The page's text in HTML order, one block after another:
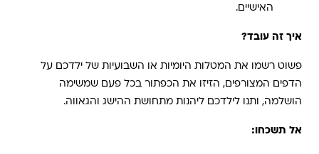
האישיים.
איך זה עובד?
פשוט רשמו את המטלות היומיות או השבועיות של ילדכם על
הדפים המצורפים, הזיזו את הכפתור בכל פעם שמשימה
הושלמה, ותנו לילדכם ליהנות מתחושת ההישג והגאווה.
אל תשכחו: